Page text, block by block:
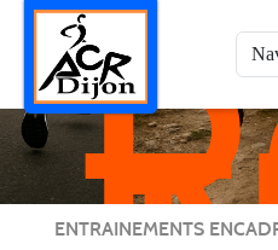
ENTRAINEMENTS
Panneau de gestion des cookies